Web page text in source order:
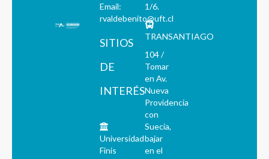
Email:
rvaldebenito@uft.cl
SITIOS
DE
INTERÉS
Universidad
Finis
1/6.
TRANSANTIAGO
104 /
Tomar
en Av.
Nueva
Providencia
con
Suecia,
bajar
en el